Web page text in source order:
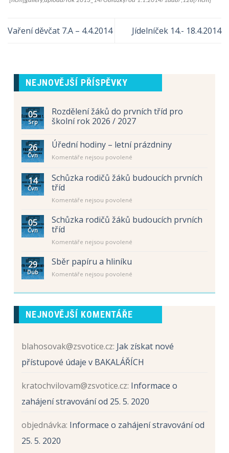
Vaření děvčat 7.A – 4.4.2014 Jídelníček 14.- 18.4.2014
NEJNOVĚJŠÍ PŘÍSPĚVKY
05
Srp
Rozdělení žáků do prvních tříd pro
školní rok 2026 / 2027
26
Čvn
Úřední hodiny – letní prázdniny
Komentáře nejsou povolené
s
názvem
letní
14
Čvn
Schůzka rodičů žáků budoucích prvních
tříd
Komentáře nejsou povolené
s
05
Čvn
Schůzka rodičů žáků budoucích prvních
tříd
Komentáře nejsou povolené
žáků
prvních
tříd
29
Dub
Sběr papíru a hliníku
Komentáře nejsou povolené
s
Sběr
papíru
a
NEJNOVĚJŠÍ KOMENTÁŘE
blahosovak@zsvotice.cz: Jak získat nové
přístupové údaje v BAKALÁŘÍCH
kratochvilovam@zsvotice.cz: Informace o
zahájení stravování od 25. 5. 2020
objednávka: Informace o zahájení stravování od
25. 5. 2020